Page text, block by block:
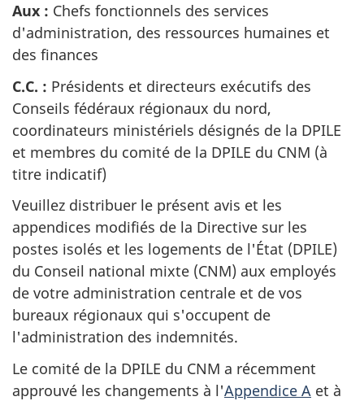
Aux : Chefs fonctionnels des services
d'administration, des ressources humaines et
des finances
C.C. : Présidents et directeurs exécutifs des
Conseils fédéraux régionaux du nord,
coordinateurs ministériels désignés de la DPILE
et membres du comité de la DPILE du CNM (à
titre indicatif)
Veuillez distribuer le présent avis et les
appendices modifiés de la Directive sur les
postes isolés et les logements de l'État (DPILE)
du Conseil national mixte (CNM) aux employés
de votre administration centrale et de vos
bureaux régionaux qui s'occupent de
l'administration des indemnités.
Le comité de la DPILE du CNM a récemment
approuvé les changements à l'Appendice A et à